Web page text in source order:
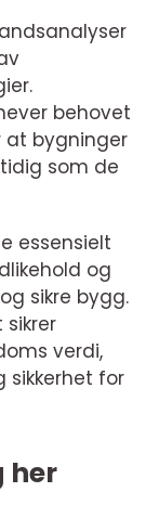
behovet
at bygninger
som de
essensielt
og
sikre bygg.
verdi,
sikkerhet for
her